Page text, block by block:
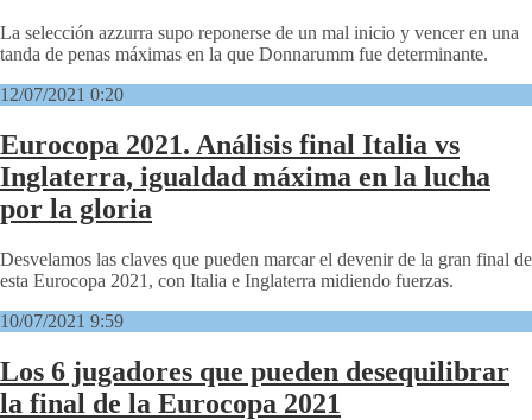
La selección azzurra supo reponerse de un mal inicio y vencer en una
tanda de penas máximas en la que Donnarumm fue determinante.
12/07/2021 0:20
Eurocopa 2021. Análisis final Italia vs
Inglaterra, igualdad máxima en la lucha
por la gloria
Desvelamos las claves que pueden marcar el devenir de la gran final de
esta Eurocopa 2021, con Italia e Inglaterra midiendo fuerzas.
10/07/2021 9:59
Los 6 jugadores que pueden desequilibrar
la final de la Eurocopa 2021